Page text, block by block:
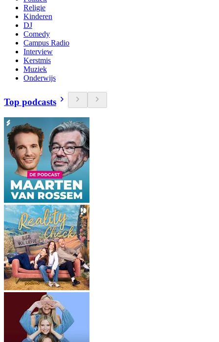
Religie
Kinderen
DJ
Comedy
Campus Radio
Interview
Kerstmis
Muziek
Onderwijs
Top podcasts